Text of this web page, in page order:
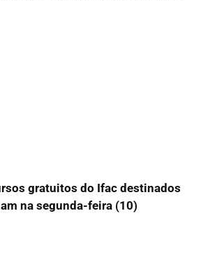
gratuitos do Ifac destinados
na segunda-feira (10)